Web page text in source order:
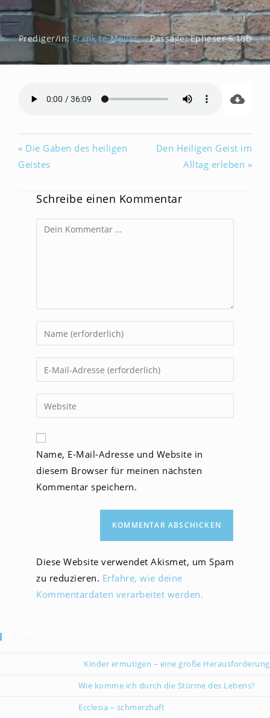
Prediger/in: Frank te Moller Passage: Epheser 5,18b
« Die Gaben des heiligen
Geistes
Den Heiligen Geist im
Alltag erleben »
Schreibe einen Kommentar
Kommentar
Gib
deinen
Namen
oder
zum
Kommentieren
ein
Gib
deine
E-
Mail-
zum
Kommentieren
ein
Gib
deine
Website-
URL
ein
(optional)
Name, E-Mail-Adresse und Website in
diesem Browser für meinen nächsten
Kommentar speichern.
Diese Website verwendet Akismet, um Spam
zu reduzieren. Erfahre, wie deine
Kommentardaten verarbeitet werden.
Kinder ermutigen – eine große Herausforderung
Wie komme ich durch die Stürme des Lebens?
Ecclesia – schmerzhaft